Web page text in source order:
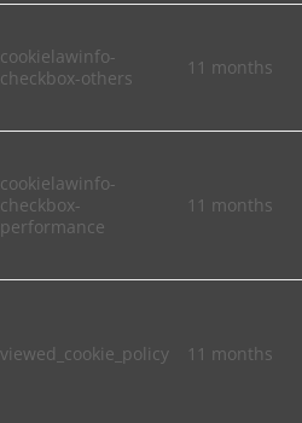
cookielawinfo-
checkbox-others
11 months
cookielawinfo-
checkbox-
performance
11 months
viewed_cookie_policy 11 months